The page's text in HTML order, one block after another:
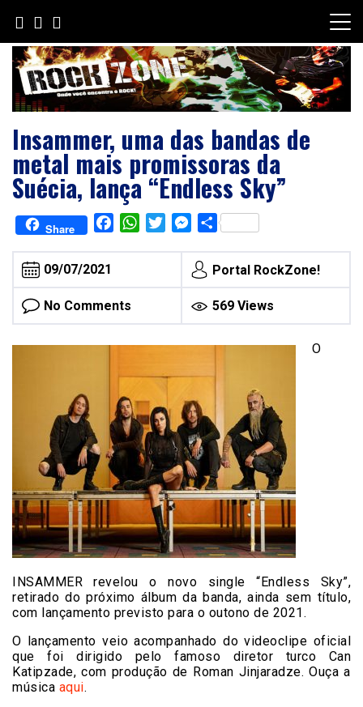
content
Insammer, uma das bandas de
metal mais promissoras da
Suécia, lança “Endless Sky”
Share FacebookWhatsAppTwitterMessenger
Share
09/07/2021 Portal RockZone!
No Comments 569 Views
O
INSAMMER revelou o novo single “Endless Sky”,
retirado do próximo álbum da banda, ainda sem título,
com lançamento previsto para o outono de 2021.
O lançamento veio acompanhado do videoclipe oficial
que foi dirigido pelo famoso diretor turco Can
Katipzade, com produção de Roman Jinjaradze. Ouça a
música aqui.